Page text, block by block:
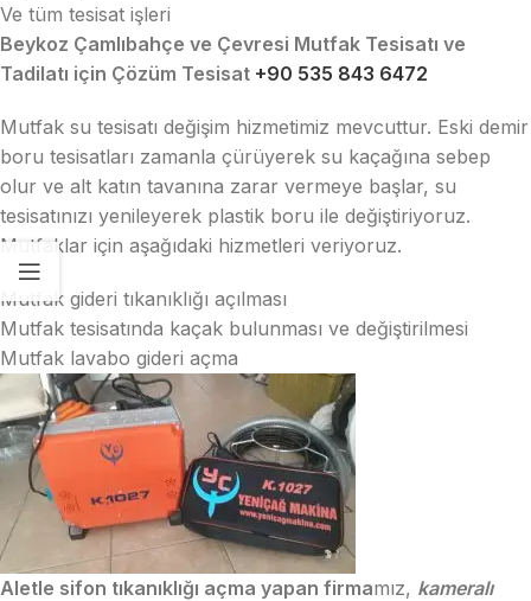
Ve tüm tesisat işleri
Beykoz Çamlıbahçe ve Çevresi Mutfak Tesisatı ve
Tadilatı için Çözüm Tesisat +90 535 843 6472
Mutfak su tesisatı değişim hizmetimiz mevcuttur. Eski demir
boru tesisatları zamanla çürüyerek su kaçağına sebep
olur ve alt katın tavanına zarar vermeye başlar, su
tesisatınızı yenileyerek plastik boru ile değiştiriyoruz.
Mutfaklar için aşağıdaki hizmetleri veriyoruz.
Mutfak gideri tıkanıklığı açılması
Mutfak tesisatında kaçak bulunması ve değiştirilmesi
Mutfak lavabo gideri açma
Aletle sifon tıkanıklığı açma yapan firmamız, kameralı